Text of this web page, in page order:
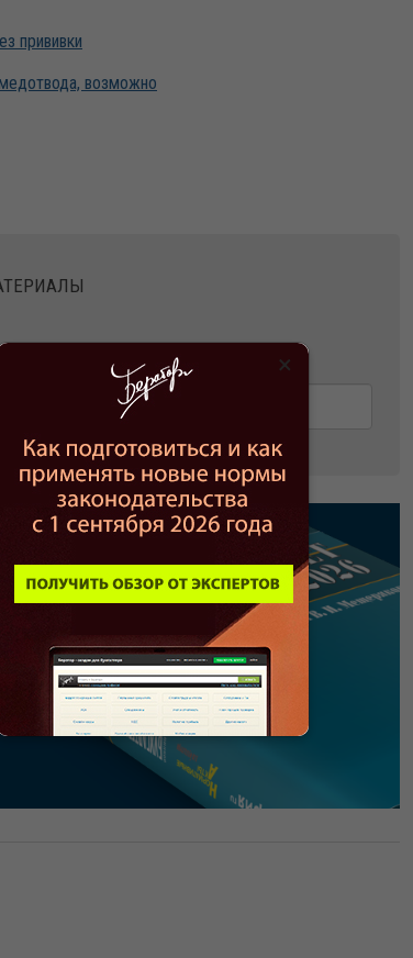
прививки
возможно
×